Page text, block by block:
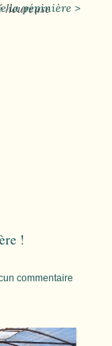
heureuse
la pépinière >
!
commentaire